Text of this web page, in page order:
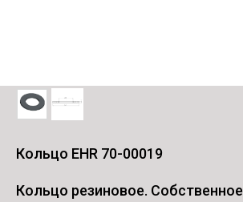
Кольцо EHR 70-00019
Кольцо резиновое. Собственное